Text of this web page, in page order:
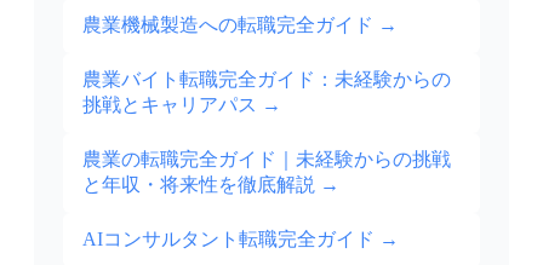
農業機械製造への転職完全ガイド →
農業バイト転職完全ガイド：未経験からの
挑戦とキャリアパス →
農業の転職完全ガイド｜未経験からの挑戦
と年収・将来性を徹底解説 →
AIコンサルタント転職完全ガイド →